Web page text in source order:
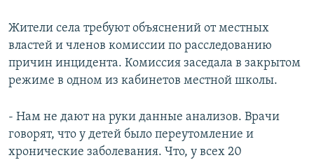
Жители села требуют объяснений от местных
властей и членов комиссии по расследованию
причин инцидента. Комиссия заседала в закрытом
режиме в одном из кабинетов местной школы.
- Нам не дают на руки данные анализов. Врачи
говорят, что у детей было переутомление и
хронические заболевания. Что, у всех 20